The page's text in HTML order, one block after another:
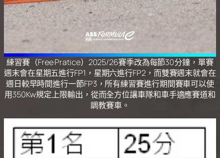
練習賽（Free Pratice）2025/26賽季改為每節30分鐘，單賽
週末會在星期五進行FP1，星期六進行FP2，而雙賽週末就會在
週日較早時間進行一節FP3，所有練習賽進行期間賽車可以使
用350Kw規定上限輸出，從而全方位讓車隊和車手適應賽道和
調教賽車。